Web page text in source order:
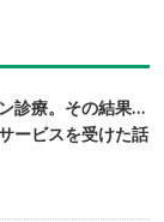
診療。その結果…
ービスを受けた話